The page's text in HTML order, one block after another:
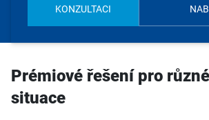
KONZULTACI
Prémiové řešení pro
situace